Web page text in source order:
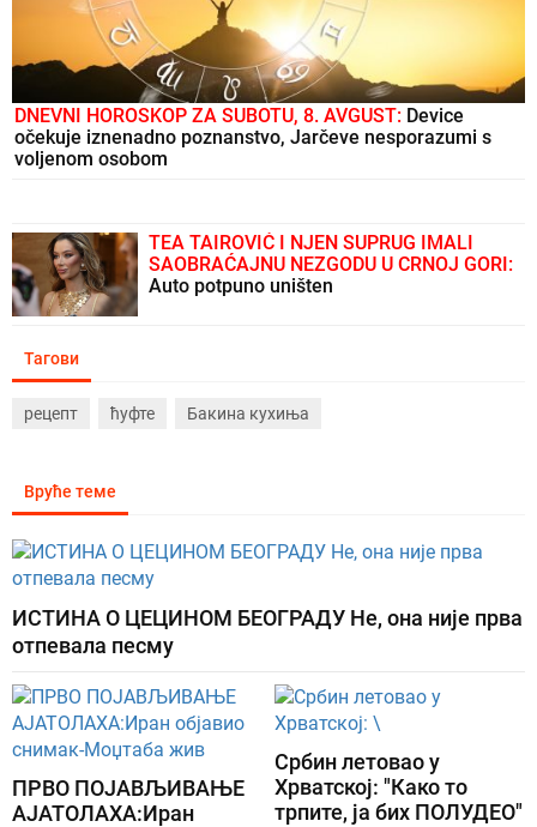
DNEVNI HOROSKOP ZA SUBOTU, 8. AVGUST: Device
očekuje iznenadno poznanstvo, Jarčeve nesporazumi s
voljenom osobom
TEA TAIROVIĆ I NJEN SUPRUG IMALI
SAOBRAĆAJNU NEZGODU U CRNOJ GORI:
Auto potpuno uništen
Тагови
рецепт ћуфте Бакина кухиња
Вруће теме
ИСТИНА О ЦЕЦИНОМ БЕОГРАДУ Не, она није прва
отпевала песму
ПРВО ПОЈАВЉИВАЊЕ
АЈАТОЛАХА:Иран
Србин летовао у
Хрватској: "Како то
трпите, ја бих ПОЛУДЕО"